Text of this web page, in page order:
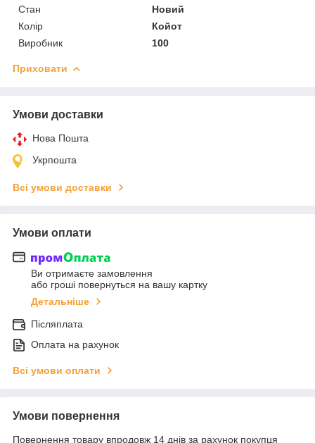
Стан
Новий
Колір
Койот
Виробник
100
Приховати
Умови доставки
Нова Пошта
Укрпошта
Всі умови доставки
Умови оплати
Ви отримаєте замовлення
або гроші повернуться на вашу картку
Детальніше
Післяплата
Оплата на рахунок
Всі умови оплати
Умови повернення
Повернення товару впродовж 14 днів за рахунок покупця